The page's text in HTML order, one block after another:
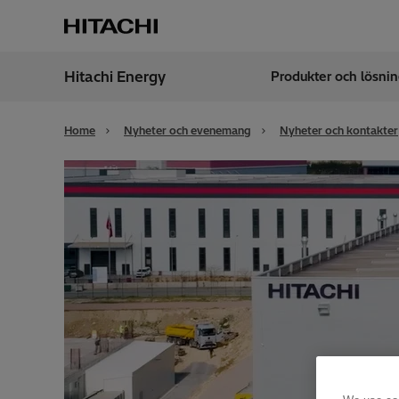
Hitachi Energy Produkter och
Home Nyheter och evenemang Nyheter och kontakter